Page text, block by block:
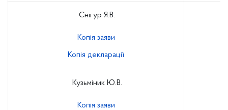
Снігур Я.В.
Копія заяви
Копія декларації
Кузьміник Ю.В.
Копія заяви